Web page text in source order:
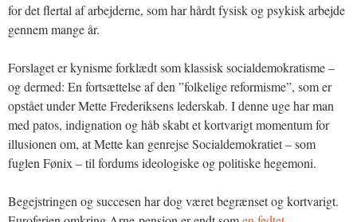
for det flertal af arbejderne, som har hårdt fysisk og psykisk arbejde
gennem mange år.
Forslaget er kynisme forklædt som klassisk socialdemokratisme –
og dermed: En fortsættelse af den ”folkelige reformisme”, som er
opstået under Mette Frederiksens lederskab. I denne uge har man
med patos, indignation og håb skabt et kortvarigt momentum for
illusionen om, at Mette kan genrejse Socialdemokratiet – som
fuglen Fønix – til fordums ideologiske og politiske hegemoni.
Begejstringen og succesen har dog været begrænset og kortvarigt.